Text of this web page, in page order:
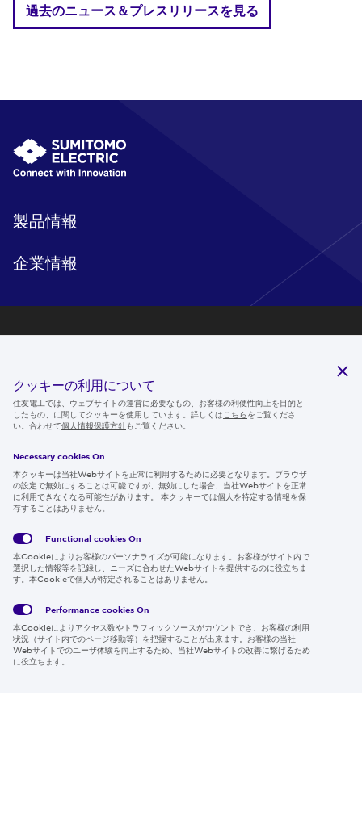
過去のニュース＆プレスリリースを見る
製品情報
企業情報
ニュースルーム
IR情報
採用情報
Global
Policy
サイト
約
Region & Language:
Japan | JP
クッキーの利用について
住友電工では、ウェブサイトの運営に必要なもの、お客様の利便性向上を目的と
したもの、に関してクッキーを使用しています。詳しくは こちらをご覧くださ
い。合わせて個人情報保護方針もご覧ください。
Necessary cookies On
本クッキーは当社Webサイトを正常に利用するために必要となります。ブラウザ
の設定で無効にすることは可能ですが、無効にした場合、当社Webサイトを正常
に利用できなくなる可能性があります。 本クッキーでは個人を特定する情報を保
存することはありません。
Functional cookies On
本Cookieによりお客様のパーソナライズが可能になります。お客様がサイト内で
選択した情報等を記録し、ニーズに合わせたWebサイトを提供するのに役立ちま
す。本Cookieで個人が特定されることはありません。
Performance cookies On
本Cookieによりアクセス数やトラフィックソースがカウントでき、お客様の利用
状況（サイト内でのページ移動等）を把握することが出来ます。お客様の当社
Webサイトでのユーザ体験を向上するため、当社Webサイトの改善に繋げるため
に役立ちます。